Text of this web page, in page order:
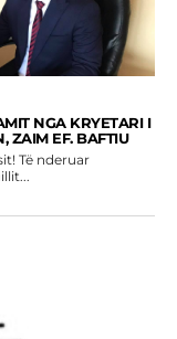
NGA KRYETARI I
ZAIM EF. BAFTIU